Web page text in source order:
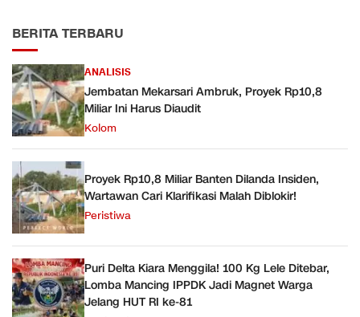
BERITA TERBARU
ANALISIS
Jembatan Mekarsari Ambruk, Proyek Rp10,8
Miliar Ini Harus Diaudit
Kolom
Proyek Rp10,8 Miliar Banten Dilanda Insiden,
Wartawan Cari Klarifikasi Malah Diblokir!
Peristiwa
Puri Delta Kiara Menggila! 100 Kg Lele Ditebar,
Lomba Mancing IPPDK Jadi Magnet Warga
Jelang HUT RI ke-81